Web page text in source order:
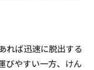
れば迅速に脱出する
びやすい一方、けん